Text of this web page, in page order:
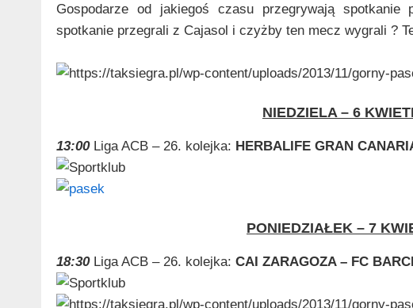
Gospodarze od jakiegoś czasu przegrywają
spotkanie przegrali z Cajasol i czyżby ten mecz wygrali ?
NIEDZIELA – 6
13:00 Liga ACB – 26. kolejka: HERBALIFE GRAN
PONIEDZIAŁEK – 7
18:30 Liga ACB – 26. kolejka: CAI ZARAGOZA – FC